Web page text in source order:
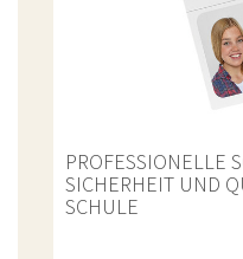
PROFESSIONELLE
SICHERHEIT UND
SCHULE